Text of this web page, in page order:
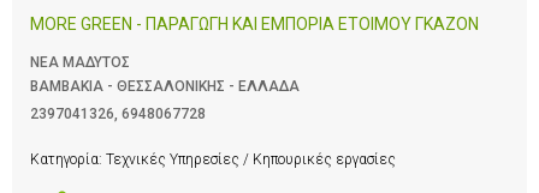
MORE GREEN - ΠΑΡΑΓΩΓΗ ΚΑΙ ΕΜΠΟΡΙΑ ΕΤΟΙΜΟΥ ΓΚΑΖΟΝ
ΝΕΑ ΜΑΔΥΤΟΣ
ΒΑΜΒΑΚΙΑ - ΘΕΣΣΑΛΟΝΙΚΗΣ - ΕΛΛΑΔΑ
2397041326, 6948067728
Κατηγορία: Τεχνικές Υπηρεσίες / Κηπουρικές εργασίες